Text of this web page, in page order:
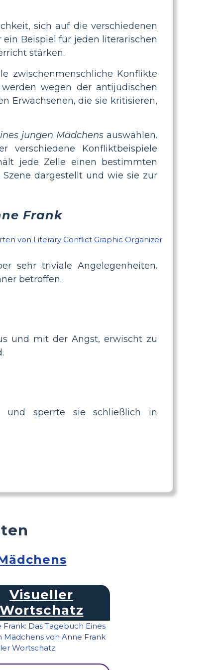
sich auf die verschiedenen
Beispiel für jeden literarischen
stärken.
zwischenmenschliche Konflikte
wegen der antijüdischen
Erwachsenen, die sie kritisieren,
jungen Mädchensauswählen.
verschiedene Konfliktbeispiele
jede Zelle einen bestimmten
dargestellt und wie sie zur
Frank
sehr triviale Angelegenheiten.
betroffen.
und mit der Angst, erwischt zu
und sperrte sie schließlich in
Visueller
Wortschatz